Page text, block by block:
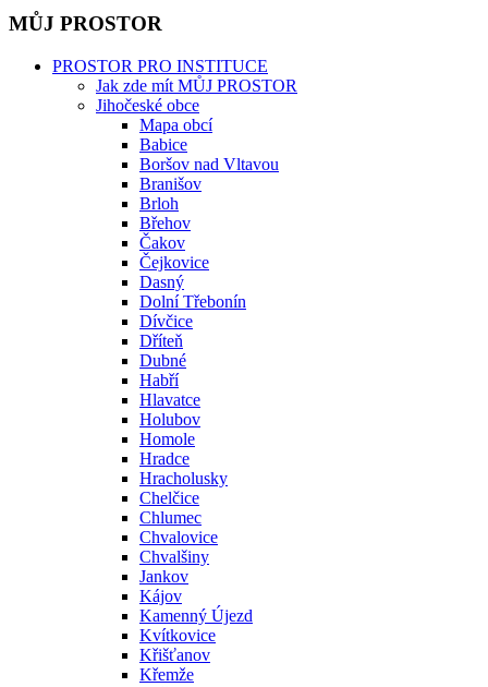
MŮJ PROSTOR
PROSTOR PRO INSTITUCE
Jak zde mít MŮJ PROSTOR
Jihočeské obce
Mapa obcí
Babice
Boršov nad Vltavou
Branišov
Brloh
Břehov
Čakov
Čejkovice
Dasný
Dolní Třebonín
Dívčice
Dříteň
Dubné
Habří
Hlavatce
Holubov
Homole
Hradce
Hracholusky
Chelčice
Chlumec
Chvalovice
Chvalšiny
Jankov
Kájov
Kamenný Újezd
Kvítkovice
Křišťanov
Křemže